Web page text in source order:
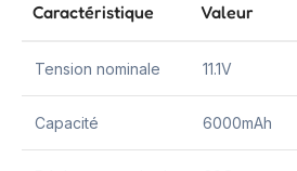
Caractéristique Valeur
Tension nominale 11.1V
Capacité 6000mAh